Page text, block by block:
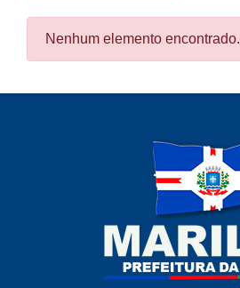
Nenhum elemento encontrado.